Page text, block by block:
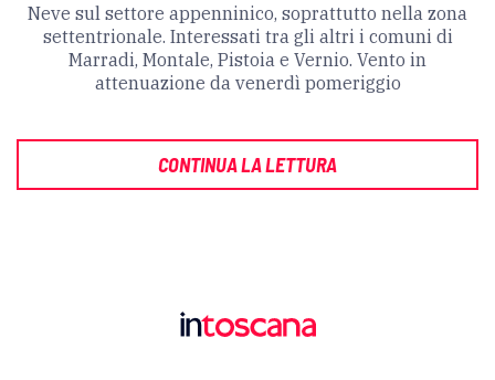
Neve sul settore appenninico, soprattutto nella zona
settentrionale. Interessati tra gli altri i comuni di
Marradi, Montale, Pistoia e Vernio. Vento in
attenuazione da venerdì pomeriggio
CONTINUA LA LETTURA